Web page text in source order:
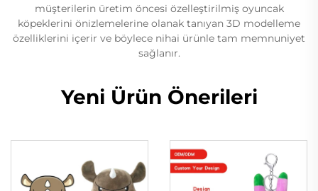
müşterilerin üretim öncesi özelleştirilmiş oyuncak
köpeklerini önizlemelerine olanak tanıyan 3D modelleme
özelliklerini içerir ve böylece nihai ürünle tam memnuniyet
sağlanır.
Yeni Ürün Önerileri